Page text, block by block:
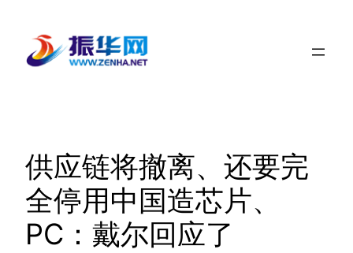
供应链将撤离、还要完
全停用中国造芯片、
PC：戴尔回应了